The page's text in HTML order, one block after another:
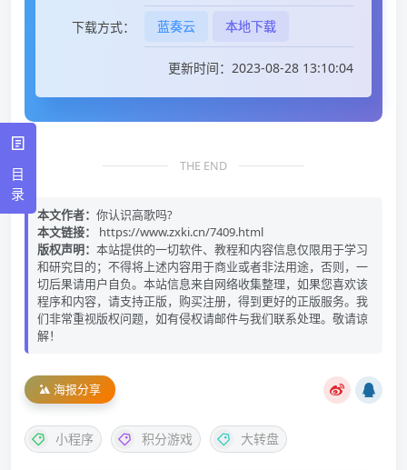
下载方式： 蓝奏云 本地下载
更新时间：2023-08-28 13:10:04
THE END
本文作者： 你认识高歌吗?
本文链接：
https://www.zxki.cn/7409.html
版权声明： 本站提供的一切软件、教程和内容信息仅限用于学习
和研究目的；不得将上述内容用于商业或者非法用途，否则，一
切后果请用户自负。本站信息来自网络收集整理，如果您喜欢该
程序和内容，请支持正版，购买注册，得到更好的正版服务。我
们非常重视版权问题，如有侵权请邮件与我们联系处理。敬请谅
解！
海报分享
小程序 积分游戏 大转盘
目
录